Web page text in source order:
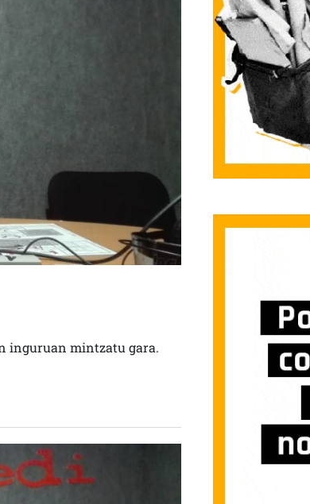
IGARKI DE ROBLES SARRERAN
inguruan mintzatu gara.